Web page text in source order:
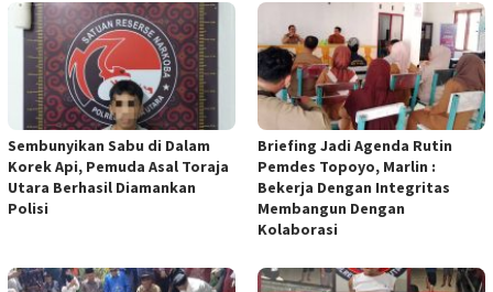
Sembunyikan Sabu di Dalam
Korek Api, Pemuda Asal Toraja
Utara Berhasil Diamankan
Polisi
Briefing Jadi Agenda Rutin
Pemdes Topoyo, Marlin :
Bekerja Dengan Integritas
Membangun Dengan
Kolaborasi